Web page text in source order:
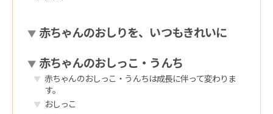
赤ちゃんのおしりを、いつもきれいに
赤ちゃんのおしっこ・うんち
赤ちゃんのおしっこ・うんちは成長に伴って変わりま
す。
おしっこ